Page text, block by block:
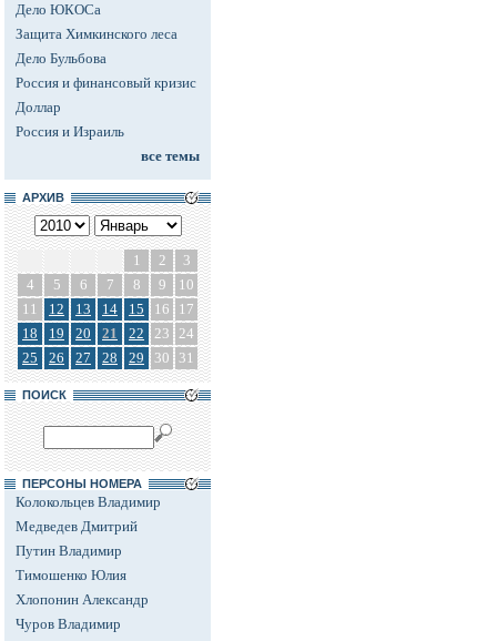
Дело ЮКОСа
Защита Химкинского леса
Дело Бульбова
Россия и финансовый кризис
Доллар
Россия и Израиль
все темы
АРХИВ
1 2
3
4
5 6 7 8 9
10
11
12 13 14 15 16
17
18
19 20 21 22 23 24
25
26 27 28 29 30 31
ПОИСК
ПЕРСОНЫ НОМЕРА
Колокольцев Владимир
Медведев Дмитрий
Путин Владимир
Тимошенко Юлия
Хлопонин Александр
Чуров Владимир